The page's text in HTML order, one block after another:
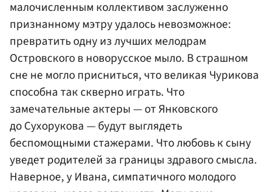
малочисленным коллективом заслуженно
признанному мэтру удалось невозможное:
превратить одну из лучших мелодрам
Островского в новорусское мыло. В страшном
сне не могло присниться, что великая Чурикова
способна так скверно играть. Что
замечательные актеры — от Янковского
до Сухорукова — будут выглядеть
беспомощными стажерами. Что любовь к сыну
уведет родителей за границы здравого смысла.
Наверное, у Ивана, симпатичного молодого